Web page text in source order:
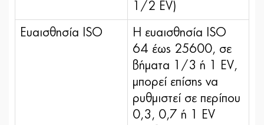
1/2 EV)
Ευαισθησία ISO
Η ευαισθησία ISO
64 έως 25600, σε
βήματα 1/3 ή 1 EV,
μπορεί επίσης να
ρυθμιστεί σε περίπου
0,3, 0,7 ή 1 EV